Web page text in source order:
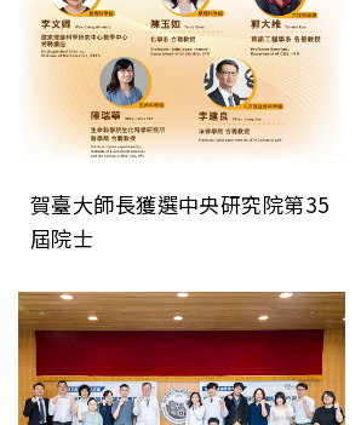
賀臺大師長獲選中央研究院第35
屆院士